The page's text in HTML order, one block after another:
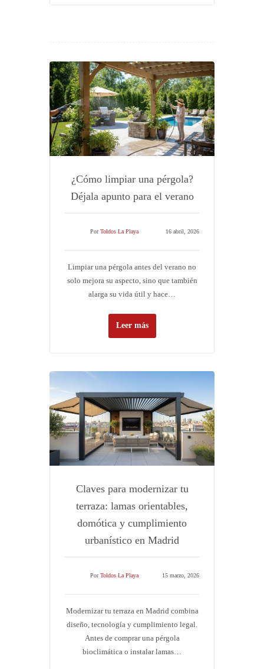
¿Cómo limpiar una pérgola?
Déjala apunto para el verano
PorToldos La Playa 16 abril, 2026
Limpiar una pérgola antes del verano no
solo mejora su aspecto, sino que también
alarga su vida útil y hace…
Leer más
Claves para modernizar tu
terraza: lamas orientables,
domótica y cumplimiento
urbanístico en Madrid
PorToldos La Playa 15 marzo, 2026
Modernizar tu terraza en Madrid combina
diseño, tecnología y cumplimiento legal.
Antes de comprar una pérgola
bioclimática o instalar lamas…